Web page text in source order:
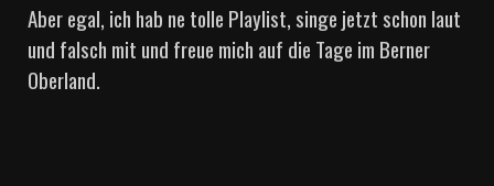
Aber egal, ich hab ne tolle Playlist, singe jetzt schon laut
und falsch mit und freue mich auf die Tage im Berner
Oberland.